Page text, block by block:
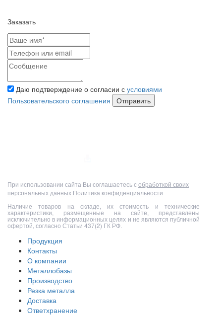
Заказать
Даю подтверждение о согласии с условиями
Пользовательского соглашения
Отправить
При использовании сайта Вы соглашаетесь собработкой своих
персональных данных Политика конфиденциальности
Наличие товаров на складе, их стоимость и технические
характеристики, размещенные на сайте, представлены
исключительно в информационных целях и не являются публичной
офертой, согласно Статьи 437(2) ГК РФ.
Продукция
Контакты
О компании
Металлобазы
Производство
Резка металла
Доставка
Ответхранение